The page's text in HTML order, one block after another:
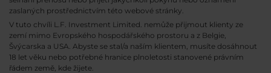
zaslaných prostřednictvím této webové stránky.
V tuto chvíli L.F. Investment Limited. nemůže přijmout klienty ze
zemí mimo Evropského hospodářského prostoru a z Belgie,
Švýcarska a USA. Abyste se stal/a naším klientem, musíte dosáhnout
18 let věku nebo potřebné hranice plnoletosti stanovené právním
řádem země, kde žijete.